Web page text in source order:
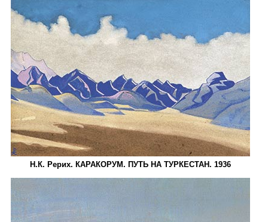
Н.К. Рерих. КАРАКОРУМ. ПУТЬ НА ТУРКЕСТАН. 1936